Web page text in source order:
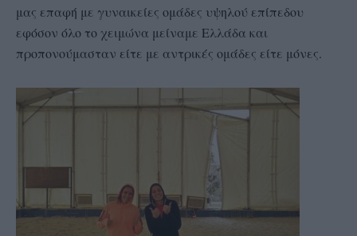
μας επαφή με γυναικείες ομάδες υψηλού επίπεδου
εφόσον όλο το χειμώνα μείναμε Ελλάδα και
προπονούμασταν είτε με αντρικές ομάδες είτε μόνες.